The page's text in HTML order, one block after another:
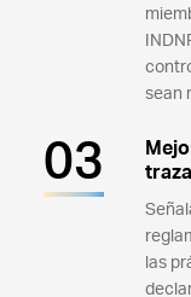
sean
las